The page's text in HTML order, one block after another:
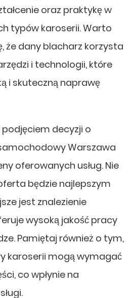
oraz praktykę w
typów karoserii. Warto
że dany blacharz korzysta
i technologii, które
i skuteczną naprawę
decyzji o
Warszawa
oferowanych usług. Nie
będzie najlepszym
jest znalezienie
wysoką jakość pracy
Pamiętaj również o tym,
karoserii mogą wymagać
co wpłynie na